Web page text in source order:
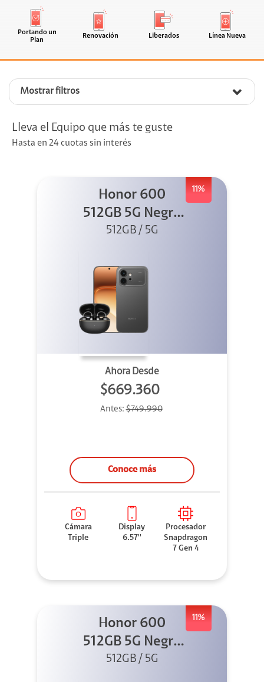
Portando un
Plan
Renovación Liberados Línea Nueva
Mostrar filtros
Lleva el Equipo que más te guste
Hasta en 24 cuotas sin interés
11%
Honor 600
512GB 5G Negro
+ Clip 2
512GB / 5G
Ahora Desde
$669.360
Antes:$749.990
Conoce más
Cámara
Triple
Display
6.57''
Procesador
Snapdragon
7 Gen 4
11%
Honor 600
512GB 5G Negro
+ Clip 2
512GB / 5G